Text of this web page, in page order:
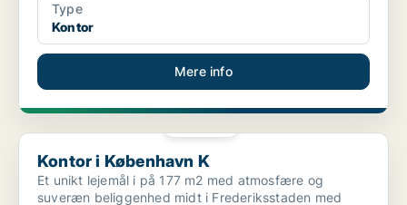
Type
Kontor
Mere info
Kontor i København K
Kontor i København K
Et unikt lejemål i på 177 m2 med atmosfære og
suveræn beliggenhed midt i Frederiksstaden med